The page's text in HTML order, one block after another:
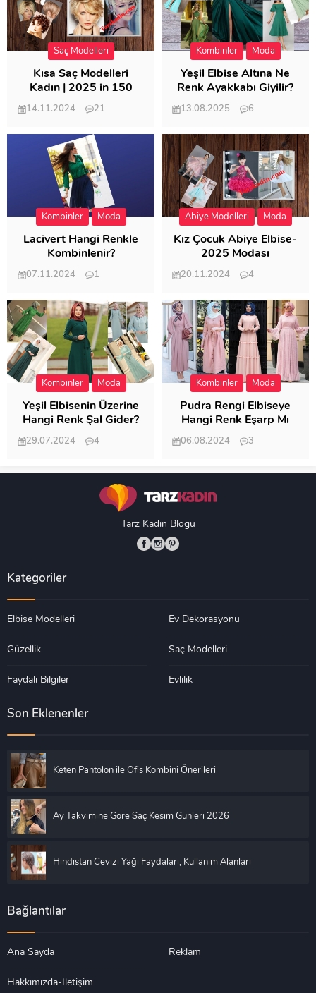
Saç Modelleri
Kısa Saç Modelleri
Kadın | 2025 in 150
Modeli
14.11.2024
21
Kombinler Moda
Yeşil Elbise Altına Ne
Renk Ayakkabı Giyilir?
13.08.2025
6
Kombinler Moda
Lacivert Hangi Renkle
Kombinlenir?
07.11.2024
1
Abiye Modelleri Moda
Kız Çocuk Abiye Elbise-
2025 Modası
20.11.2024
4
Kombinler Moda
Yeşil Elbisenin Üzerine
Hangi Renk Şal Gider?
29.07.2024
4
Kombinler Moda
Pudra Rengi Elbiseye
Hangi Renk Eşarp Mı
Dedi Birisi
06.08.2024
3
Tarz Kadın Blogu
Kategoriler
Elbise Modelleri Ev Dekorasyonu
Güzellik Saç Modelleri
Faydalı Bilgiler Evlilik
Son Eklenenler
Keten Pantolon ile Ofis Kombini Önerileri
Ay Takvimine Göre Saç Kesim Günleri 2026
Hindistan Cevizi Yağı Faydaları, Kullanım Alanları
Bağlantılar
Ana Sayda Reklam
Hakkımızda-İletişim